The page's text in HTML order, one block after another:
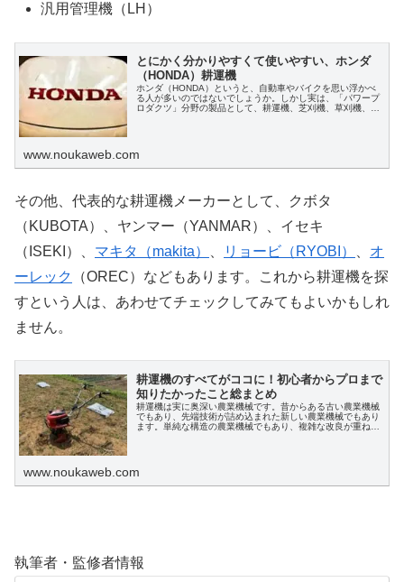
汎用管理機（LH）
とにかく分かりやすくて使いやすい、ホンダ
（HONDA）耕運機
ホンダ（HONDA）というと、自動車やバイクを思い浮かべ
る人が多いのではないでしょうか。しかし実は、「パワープ
ロダクツ」分野の製品として、耕運機、芝刈機、草刈機、刈
運機について俯瞰して紹介します。
www.noukaweb.com
その他、代表的な耕運機メーカーとして、クボタ
（KUBOTA）、ヤンマー（YANMAR）、イセキ
（ISEKI）、 マキタ（makita） リョービ（RYOBI）
オ
ーレック
（OREC）などもあります。これから耕運機を探
すという人は、あわせてチェックしてみてもよいかもしれ
ません。
耕運機のすべてがココに！初心者からプロまで
知りたかったこと総まとめ
耕運機は実に奥深い農業機械です。昔からある古い農業機械
でもあり、先端技術が詰め込まれた新しい農業機械でもあり
ます。単純な構造の農業機械でもあり、複雑な改良が重ねら
www.noukaweb.com
執筆者・監修者情報